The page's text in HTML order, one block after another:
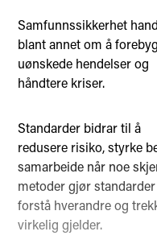
Samfunnssikkerhet
blant annet om å
uønskede hendelser og
håndtere kriser.
Standarder bidrar til å
redusere risiko, styrke
samarbeide når noe
metoder gjør
forstå hverandre og
virkelig gjelder.